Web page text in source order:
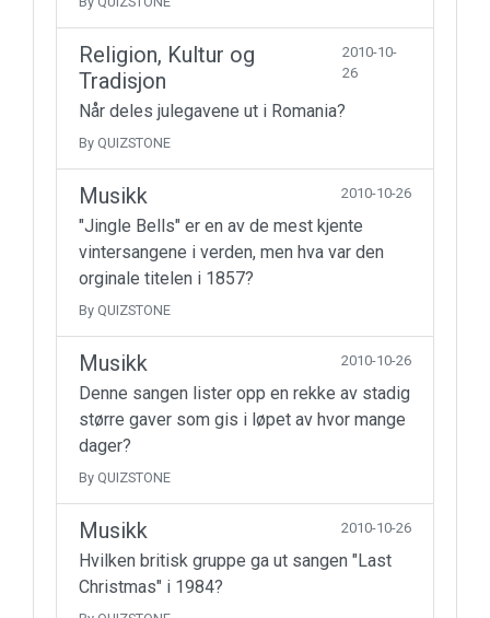
Religion, Kultur og
Tradisjon
2010-10-
26
Når deles julegavene ut i Romania?
By QUIZSTONE
Musikk 2010-10-26
"Jingle Bells" er en av de mest kjente
vintersangene i verden, men hva var den
orginale titelen i 1857?
By QUIZSTONE
Musikk 2010-10-26
Denne sangen lister opp en rekke av stadig
større gaver som gis i løpet av hvor mange
dager?
By QUIZSTONE
Musikk 2010-10-26
Hvilken britisk gruppe ga ut sangen "Last
Christmas" i 1984?